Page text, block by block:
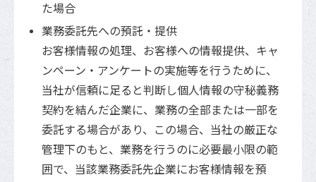
た場合
業務委託先への預託・提供
お客様情報の処理、お客様への情報提供、キャ
ンペーン・アンケートの実施等を行うために、
当社が信頼に足ると判断し個人情報の守秘義務
契約を結んだ企業に、業務の全部または一部を
委託する場合があり、この場合、当社の厳正な
管理下のもと、業務を行うのに必要最小限の範
囲で、当該業務委託先企業にお客様情報を預